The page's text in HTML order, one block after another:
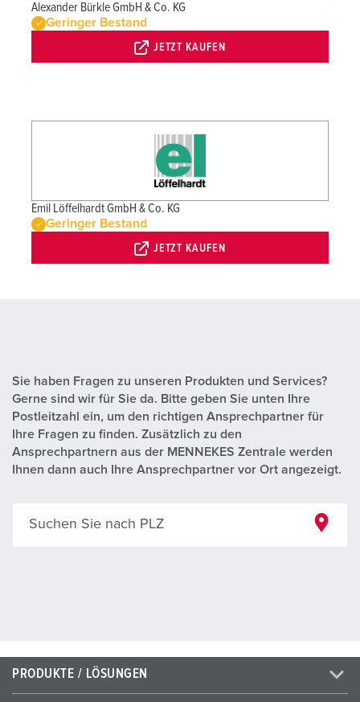
Alexander Bürkle GmbH & Co. KG
Geringer Bestand
JETZT KAUFEN
Emil Löffelhardt GmbH & Co. KG
Geringer Bestand
JETZT KAUFEN
Sie haben Fragen zu unseren Produkten und Services?
Gerne sind wir für Sie da. Bitte geben Sie unten Ihre
Postleitzahl ein, um den richtigen Ansprechpartner für
Ihre Fragen zu finden. Zusätzlich zu den
Ansprechpartnern aus der MENNEKES Zentrale werden
Ihnen dann auch Ihre Ansprechpartner vor Ort angezeigt.
Suchen Sie nach PLZ
PRODUKTE / LÖSUNGEN